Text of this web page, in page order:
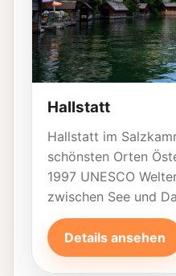
Hallstatt
Hallstatt im
schönsten Orten
1997 UNESCO
zwischen See und
Details ansehen